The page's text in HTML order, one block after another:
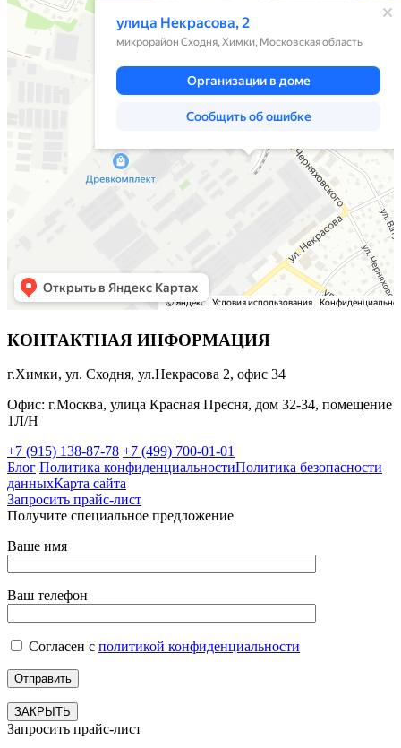
КОНТАКТНАЯ ИНФОРМАЦИЯ
г.Химки, ул. Сходня, ул.Некрасова 2, офис 34
Офис: г.Москва, улица Красная Пресня, дом 32-34, помещение
1Л/Н
+7 (915) 138-87-78 +7 (499) 700-01-01
Блог Политика конфиденциальностиПолитика безопасности
данныхКарта сайта
Запросить прайс-лист
Получите специальное предложение
Ваше имя
Ваш телефон
Согласен с политикой конфиденциальности
ЗАКРЫТЬ
Запросить прайс-лист